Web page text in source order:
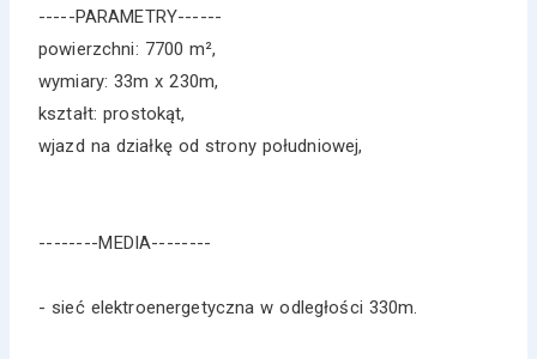
-----PARAMETRY------
powierzchni: 7700 m²,
wymiary: 33m x 230m,
kształt: prostokąt,
wjazd na działkę od strony południowej,
-⁠-⁠-⁠-⁠-⁠-⁠-⁠-⁠MEDIA-⁠-⁠-⁠-⁠-⁠-⁠-⁠-⁠
-⁠ sieć elektroenergetyczna w odległości 330m.